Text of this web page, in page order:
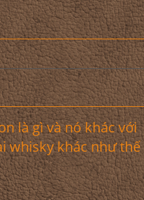
là gì và nó khác với
whisky khác như thế